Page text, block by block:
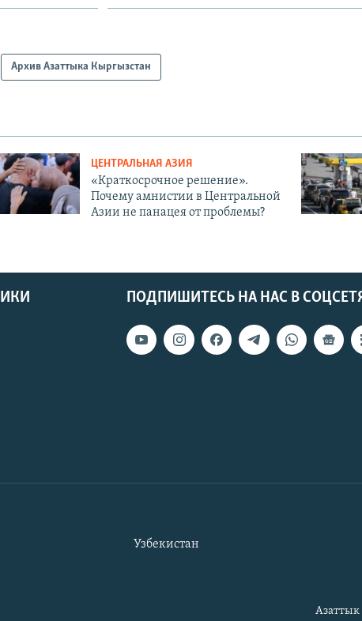
Архив Азаттыка Кыргызстан
ЦЕНТРАЛЬНАЯ АЗИЯ
«Краткосрочное решение».
Почему амнистии в Центральной
Азии не панацея от проблемы?
ПОДПИШИТЕСЬ НА НАС В
Узбекистан